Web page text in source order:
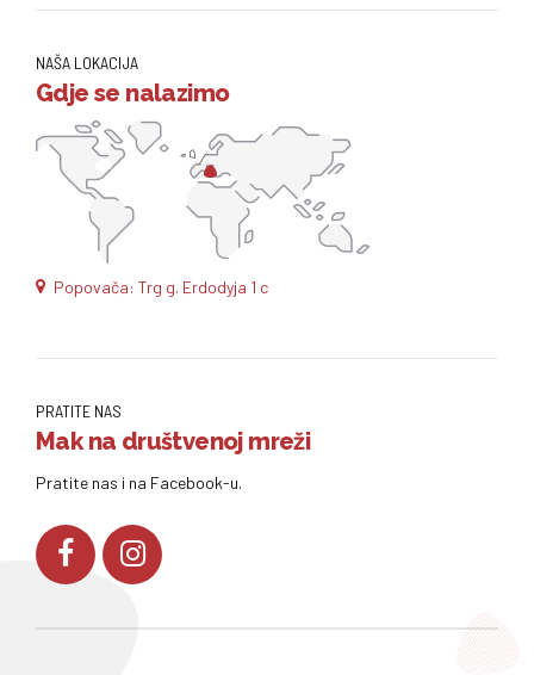
NAŠA LOKACIJA
Gdje se nalazimo
Popovača: Trg g. Erdodyja 1 c
PRATITE NAS
Mak na društvenoj mreži
Pratite nas i na Facebook-u.